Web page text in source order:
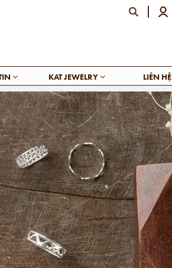
KAT JEWELRY LIÊN HỆ